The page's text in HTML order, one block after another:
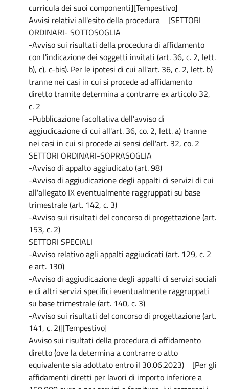
curricula dei suoi componenti][Tempestivo]
Avvisi relativi all'esito della procedura [SETTORI
ORDINARI- SOTTOSOGLIA
-Avviso sui risultati della procedura di affidamento
con l'indicazione dei soggetti invitati (art. 36, c. 2, lett.
b), c), c-bis). Per le ipotesi di cui all'art. 36, c. 2, lett. b)
tranne nei casi in cui si procede ad affidamento
diretto tramite determina a contrarre ex articolo 32,
c. 2
-Pubblicazione facoltativa dell'avviso di
aggiudicazione di cui all'art. 36, co. 2, lett. a) tranne
nei casi in cui si procede ai sensi dell'art. 32, co. 2
SETTORI ORDINARI-SOPRASOGLIA
-Avviso di appalto aggiudicato (art. 98)
-Avviso di aggiudicazione degli appalti di servizi di cui
all'allegato IX eventualmente raggruppati su base
trimestrale (art. 142, c. 3)
-Avviso sui risultati del concorso di progettazione (art.
153, c. 2)
SETTORI SPECIALI
-Avviso relativo agli appalti aggiudicati (art. 129, c. 2
e art. 130)
-Avviso di aggiudicazione degli appalti di servizi sociali
e di altri servizi specifici eventualmente raggruppati
su base trimestrale (art. 140, c. 3)
-Avviso sui risultati del concorso di progettazione (art.
141, c. 2)][Tempestivo]
Avviso sui risultati della procedura di affidamento
diretto (ove la determina a contrarre o atto
equivalente sia adottato entro il 30.06.2023) [Per gli
affidamenti diretti per lavori di importo inferiore a